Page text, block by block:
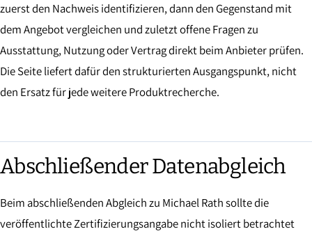
zuerst den Nachweis identifizieren, dann den Gegenstand mit
dem Angebot vergleichen und zuletzt offene Fragen zu
Ausstattung, Nutzung oder Vertrag direkt beim Anbieter prüfen.
Die Seite liefert dafür den strukturierten Ausgangspunkt, nicht
den Ersatz für jede weitere Produktrecherche.
Abschließender Datenabgleich
Beim abschließenden Abgleich zu Michael Rath sollte die
veröffentlichte Zertifizierungsangabe nicht isoliert betrachtet